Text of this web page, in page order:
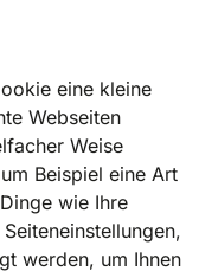
eine kleine
Webseiten
Weise
Beispiel eine Art
wie Ihre
werden, um Ihnen